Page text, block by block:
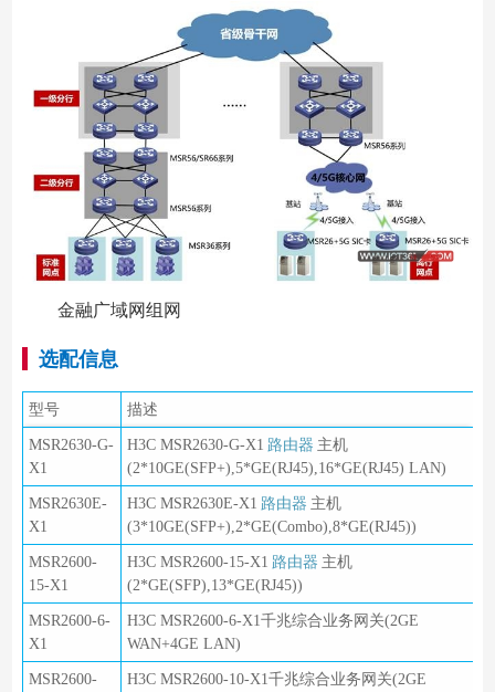
金融广域网组网
选配信息
型号 描述
MSR2630-G-
X1
H3C MSR2630-G-X1 路由器 主机
(2*10GE(SFP+),5*GE(RJ45),16*GE(RJ45) LAN)
MSR2630E-
X1
H3C MSR2630E-X1 路由器 主机
(3*10GE(SFP+),2*GE(Combo),8*GE(RJ45))
MSR2600-
15-X1
H3C MSR2600-15-X1 路由器 主机
(2*GE(SFP),13*GE(RJ45))
MSR2600-6-
X1
H3C MSR2600-6-X1千兆综合业务网关(2GE
WAN+4GE LAN)
MSR2600-
H3C MSR2600-10-X1千兆综合业务网关(2GE